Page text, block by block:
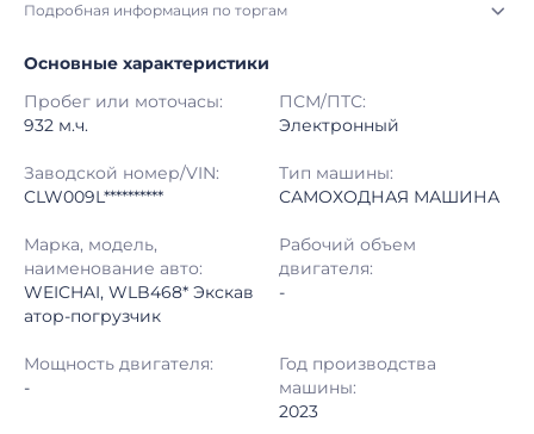
Подробная информация по торгам
Начало торгов: 03.08.2026, 09:14 МСК
Конец торгов: 10.08.2026, 09:14 МСК
Тип аукциона: Открытые торги
Шаг торгов: 50 000 ₽
Кол-во ставок:
Регион: Московская Область
Основные характеристики
Пробег или моточасы:
932 м.ч.
ПСМ/ПТС:
Электронный
Заводской номер/VIN:
CLW009L**********
Тип машины:
САМОХОДНАЯ МАШИНА
Марка, модель,
наименование авто:
WEICHAI, WLB468* Экскав
атор-погрузчик
Рабочий объем
двигателя:
-
Мощность двигателя:
-
Год производства
машины:
2023